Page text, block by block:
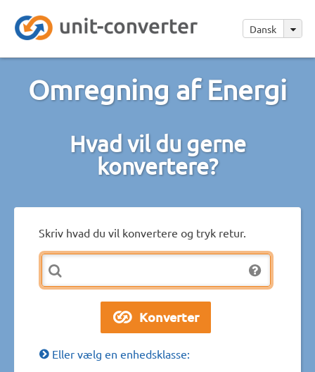
Dansk
Omregning af Energi
Hvad vil du gerne
konvertere?
Skriv hvad du vil konvertere og tryk retur.
Eller vælg en enhedsklasse: